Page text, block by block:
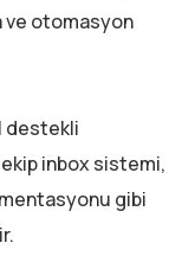
ve otomasyon
destekli
inbox sistemi,
gibi